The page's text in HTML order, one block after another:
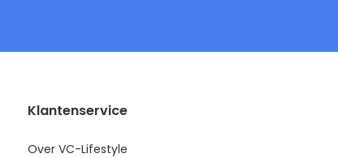
Klantenservice
Over VC-Lifestyle